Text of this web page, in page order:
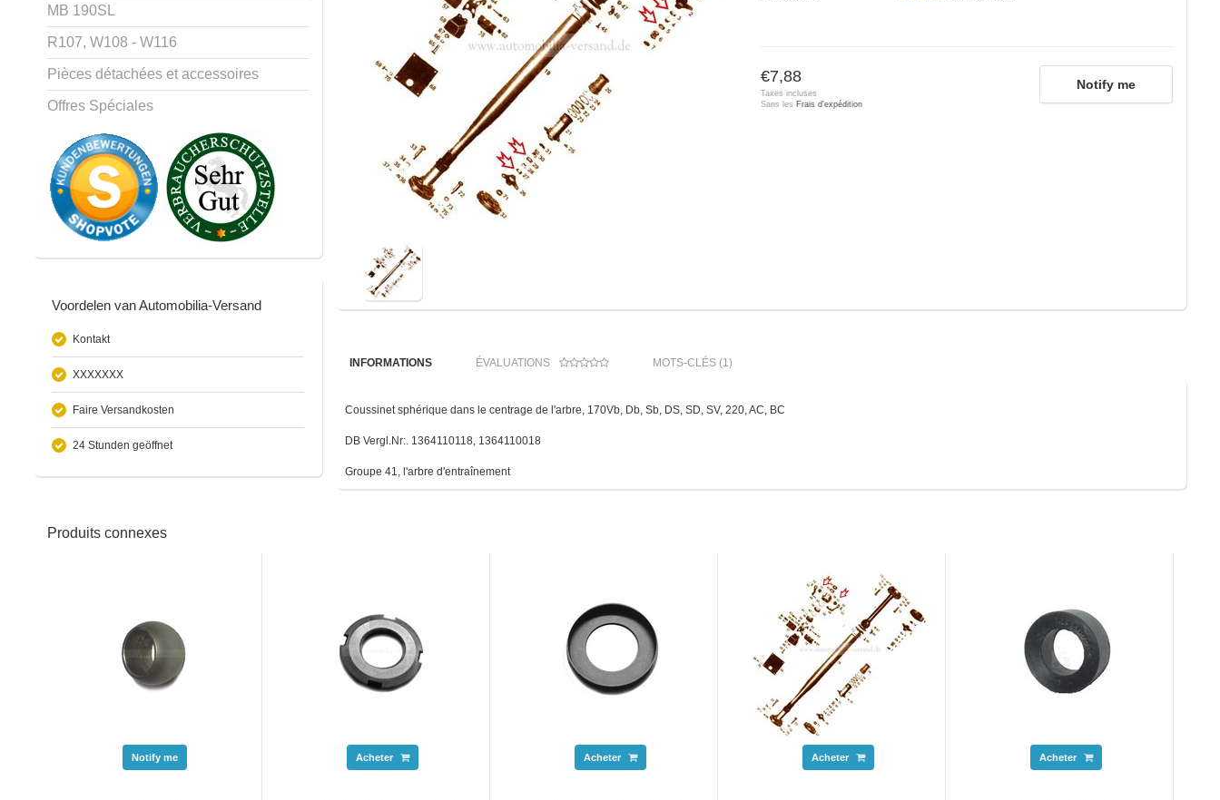
MB 190SL
R107, W108 - W116
Pièces détachées et accessoires
Offres Spéciales
Voordelen van Automobilia-Versand
Kontakt
XXXXXXX
Faire Versandkosten
24 Stunden geöffnet
€7,88
Taxes incluses
Sans les Frais d'expédition
Notify me
INFORMATIONS ÉVALUATIONS MOTS-CLÉS (1)
Coussinet sphérique dans le centrage de l'arbre, 170Vb, Db, Sb, DS, SD, SV, 220, AC, BC
DB Vergl.Nr:. 1364110118, 1364110018
Groupe 41, l'arbre d'entraînement
Produits connexes
Notify me Acheter Acheter Acheter Acheter